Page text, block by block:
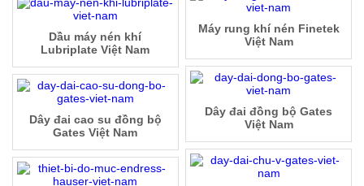
Máy rung khí nén Finetek
Việt Nam
Dầu máy nén khí
Lubriplate Việt Nam
Dây đai đồng bộ Gates
Việt Nam
Dây đai cao su đồng bộ
Gates Việt Nam